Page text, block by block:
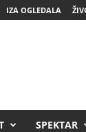
IZA OGLEDALA
SPEKTAR